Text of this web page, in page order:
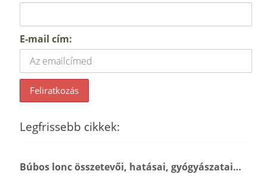
E-mail cím:
Legfrissebb cikkek:
Búbos lonc összetevői, hatásai, gyógyászatai…